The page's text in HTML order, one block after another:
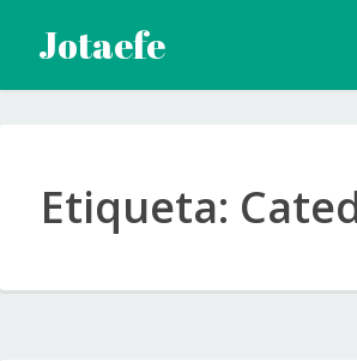
contenido
Jotaefe
Etiqueta: